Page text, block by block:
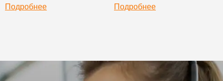
Подробнее
Подробнее